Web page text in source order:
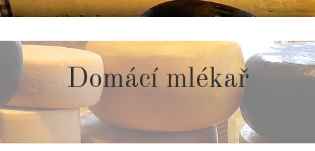
to
content
Domácí mlékař